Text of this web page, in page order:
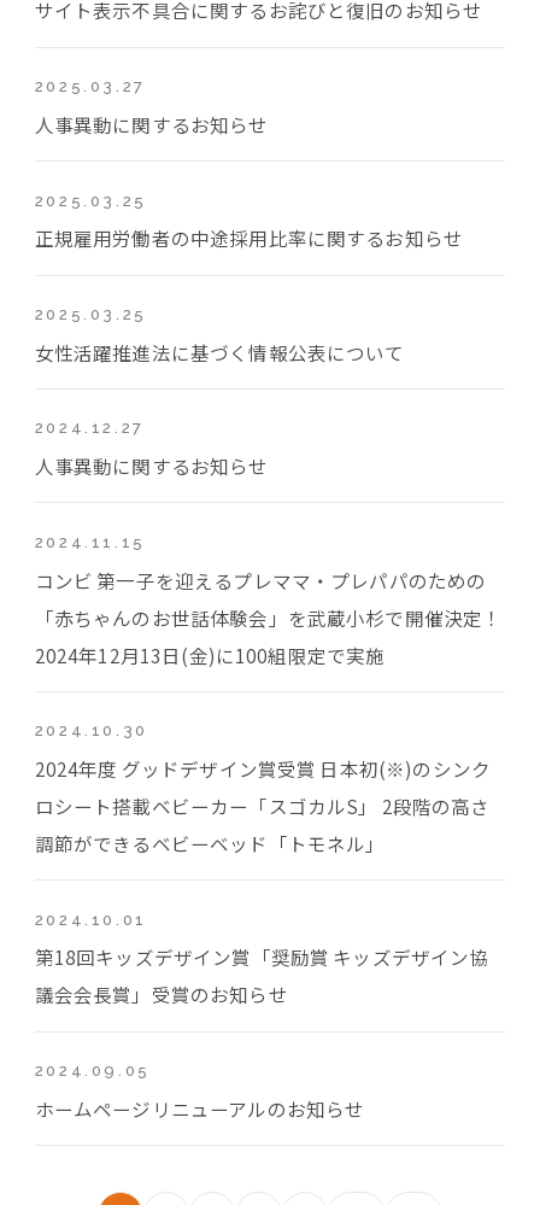
サイト表示不具合に関するお詫びと復旧のお知らせ
2025.03.27
人事異動に関するお知らせ
2025.03.25
正規雇用労働者の中途採用比率に関するお知らせ
2025.03.25
女性活躍推進法に基づく情報公表について
2024.12.27
人事異動に関するお知らせ
2024.11.15
コンビ 第一子を迎えるプレママ・プレパパのための
「赤ちゃんのお世話体験会」を武蔵小杉で開催決定！
2024年12月13日(金)に100組限定で実施
2024.10.30
2024年度 グッドデザイン賞受賞 日本初(※)のシンク
ロシート搭載ベビーカー「スゴカルS」 2段階の高さ
調節ができるベビーベッド「トモネル」
2024.10.01
第18回キッズデザイン賞「奨励賞 キッズデザイン協
議会会長賞」受賞のお知らせ
2024.09.05
ホームページリニューアルのお知らせ